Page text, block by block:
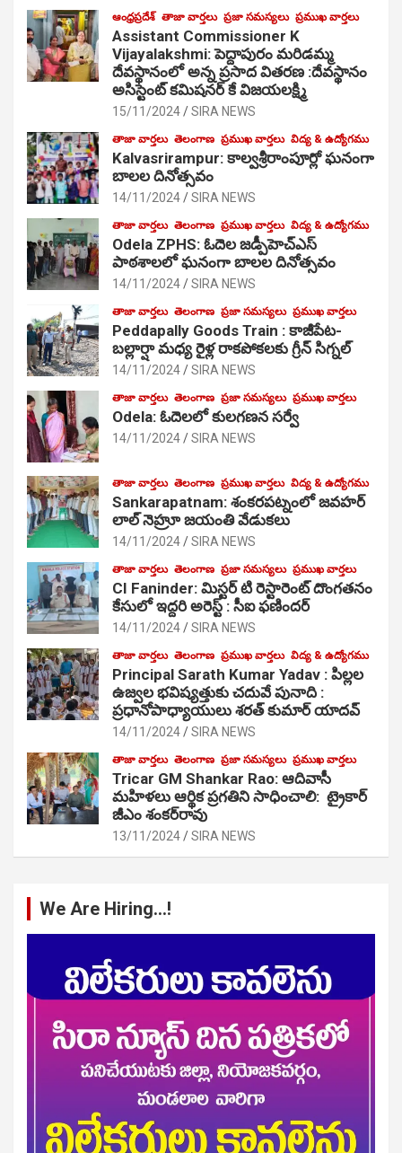
ఆంధ్రప్రదేశ్ తాజా వార్తలు ప్రజా సమస్యలు ప్రముఖ వార్తలు
Assistant Commissioner K
Vijayalakshmi: పెద్దాపురం మరిడమ్మ
దేవస్థానంలో అన్న ప్రసాద వితరణ :దేవస్థానం
అసిస్టెంట్ కమిషనర్ కే విజయలక్ష్మి
15/11/2024 SIRA NEWS
తాజా వార్తలు తెలంగాణ ప్రముఖ వార్తలు విద్య & ఉద్యోగము
Kalvasrirampur: కాల్వశ్రీరాంపూర్లో ఘనంగా
బాలల దినోత్సవం
14/11/2024 SIRA NEWS
తాజా వార్తలు తెలంగాణ ప్రముఖ వార్తలు విద్య & ఉద్యోగము
Odela ZPHS: ఓదెల జ‌డ్పీహెచ్ఎస్
పాఠ‌శాల‌లో ఘనంగా బాలల దినోత్సవం
14/11/2024 SIRA NEWS
తాజా వార్తలు తెలంగాణ ప్రజా సమస్యలు ప్రముఖ వార్తలు
Peddapally Goods Train : కాజీపేట-
బల్లార్షా మధ్య రైళ్ల రాకపోకలకు గ్రీన్ సిగ్నల్
14/11/2024 SIRA NEWS
తాజా వార్తలు తెలంగాణ ప్రజా సమస్యలు ప్రముఖ వార్తలు
Odela: ఓదెలలో కులగణన సర్వే
14/11/2024 SIRA NEWS
తాజా వార్తలు తెలంగాణ ప్రముఖ వార్తలు విద్య & ఉద్యోగము
Sankarapatnam: శంకరపట్నంలో జవహర్
లాల్ నెహ్రూ జయంతి వేడుకలు
14/11/2024 SIRA NEWS
తాజా వార్తలు తెలంగాణ ప్రజా సమస్యలు ప్రముఖ వార్తలు
CI Faninder: మిస్టర్ టి రెస్టారెంట్ దొంగతనం
కేసులో ఇద్దరి అరెస్ట్ : సీఐ ఫణిందర్
14/11/2024 SIRA NEWS
తాజా వార్తలు తెలంగాణ ప్రముఖ వార్తలు విద్య & ఉద్యోగము
Principal Sarath Kumar Yadav : పిల్లల
ఉజ్వల భవిష్యత్తుకు చదువే పునాది :
ప్రధానోపాధ్యాయులు శరత్ కుమార్ యాదవ్
14/11/2024 SIRA NEWS
తాజా వార్తలు తెలంగాణ ప్రజా సమస్యలు ప్రముఖ వార్తలు
Tricar GM Shankar Rao: ఆదివాసీ
మహిళలు ఆర్థిక ప్రగతిని సాధించాలి: ట్రైకార్
జీఎం శంకర్‌రావు
13/11/2024 SIRA NEWS
We Are Hiring…!